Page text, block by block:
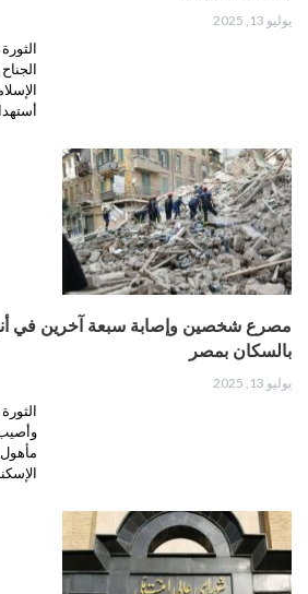
يوليو 13, 2025
مصرع شخصين وإصابة سبعة آخرين في
بالسكان بمصر
يوليو 13, 2025
وأصيب